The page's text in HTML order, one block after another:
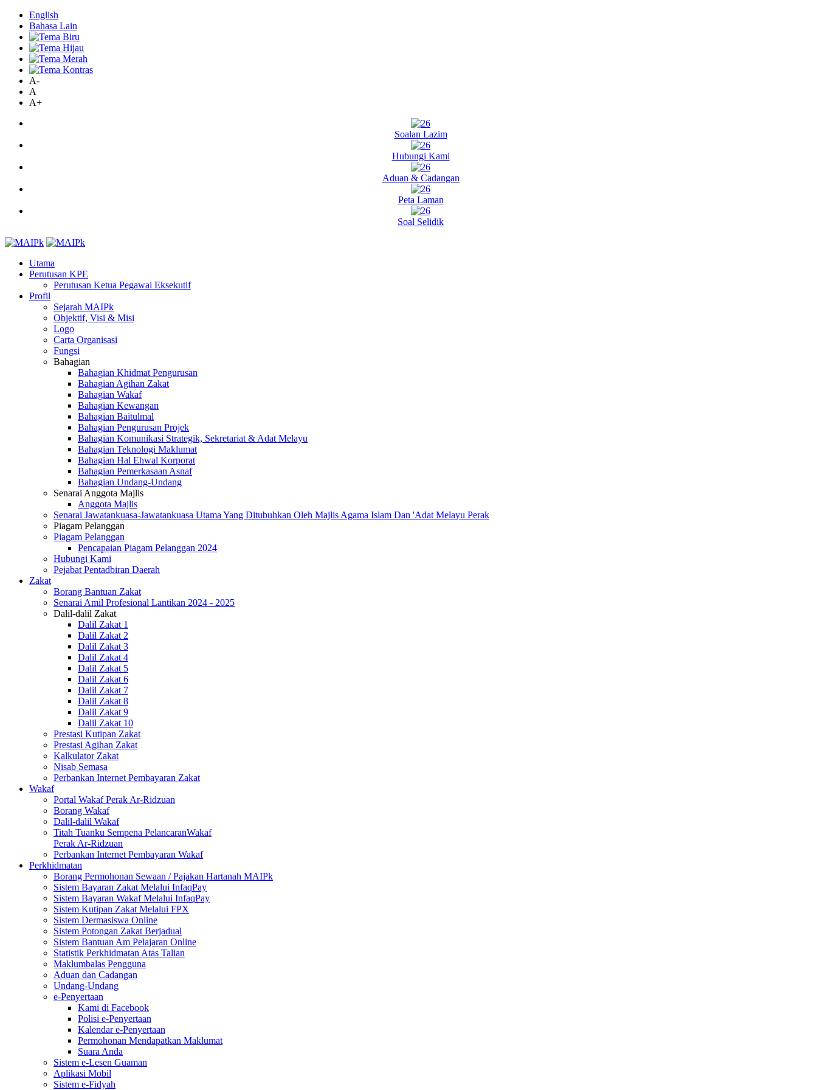
English
Bahasa Lain
A-
A
A+
Soalan Lazim
Hubungi Kami
Aduan & Cadangan
Peta Laman
Soal Selidik
Utama
Perutusan KPE
Perutusan Ketua Pegawai Eksekutif
Profil
Sejarah MAIPk
Objektif, Visi & Misi
Logo
Carta Organisasi
Fungsi
Bahagian
Bahagian Khidmat Pengurusan
Bahagian Agihan Zakat
Bahagian Wakaf
Bahagian Kewangan
Bahagian Baitulmal
Bahagian Pengurusan Projek
Bahagian Komunikasi Strategik, Sekretariat & Adat Melayu
Bahagian Teknologi Maklumat
Bahagian Hal Ehwal Korporat
Bahagian Pemerkasaan Asnaf
Bahagian Undang-Undang
Senarai Anggota Majlis
Anggota Majlis
Senarai Jawatankuasa-Jawatankuasa Utama Yang Ditubuhkan Oleh Majlis Agama Islam Dan 'Adat Melayu Perak
Piagam Pelanggan
Piagam Pelanggan
Pencapaian Piagam Pelanggan 2024
Hubungi Kami
Pejabat Pentadbiran Daerah
Zakat
Borang Bantuan Zakat
Senarai Amil Profesional Lantikan 2024 - 2025
Dalil-dalil Zakat
Dalil Zakat 1
Dalil Zakat 2
Dalil Zakat 3
Dalil Zakat 4
Dalil Zakat 5
Dalil Zakat 6
Dalil Zakat 7
Dalil Zakat 8
Dalil Zakat 9
Dalil Zakat 10
Prestasi Kutipan Zakat
Prestasi Agihan Zakat
Kalkulator Zakat
Nisab Semasa
Perbankan Internet Pembayaran Zakat
Wakaf
Portal Wakaf Perak Ar-Ridzuan
Borang Wakaf
Dalil-dalil Wakaf
Titah Tuanku Sempena PelancaranWakaf
Perak Ar-Ridzuan
Perbankan Internet Pembayaran Wakaf
Perkhidmatan
Borang Permohonan Sewaan / Pajakan Hartanah MAIPk
Sistem Bayaran Zakat Melalui InfaqPay
Sistem Bayaran Wakaf Melalui InfaqPay
Sistem Kutipan Zakat Melalui FPX
Sistem Dermasiswa Online
Sistem Potongan Zakat Berjadual
Sistem Bantuan Am Pelajaran Online
Statistik Perkhidmatan Atas Talian
Maklumbalas Pengguna
Aduan dan Cadangan
Undang-Undang
e-Penyertaan
Kami di Facebook
Polisi e-Penyertaan
Kalendar e-Penyertaan
Permohonan Mendapatkan Maklumat
Suara Anda
Sistem e-Lesen Guaman
Aplikasi Mobil
Sistem e-Fidyah